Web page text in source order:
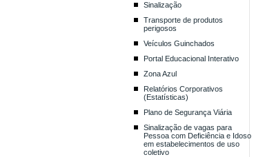
Sinalização
Transporte de produtos
perigosos
Veículos Guinchados
Portal Educacional Interativo
Zona Azul
Relatórios Corporativos
(Estatísticas)
Plano de Segurança Viária
Sinalização de vagas para
Pessoa com Deficiência e Idoso
em estabelecimentos de uso
coletivo